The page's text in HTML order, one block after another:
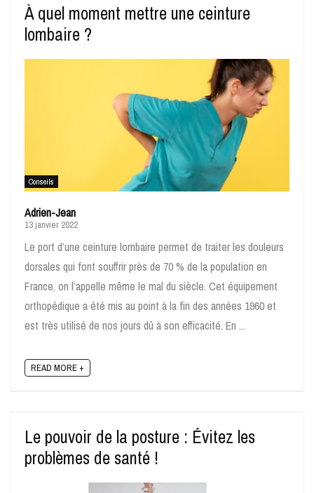
À quel moment mettre une ceinture
lombaire ?
Conseils
Adrien-Jean
13 janvier 2022
Le port d’une ceinture lombaire permet de traiter les douleurs
dorsales qui font souffrir près de 70 % de la population en
France, on l’appelle même le mal du siècle. Cet équipement
orthopédique a été mis au point à la fin des années 1960 et
est très utilisé de nos jours dû à son efficacité. En ...
READ MORE +
Le pouvoir de la posture : Évitez les
problèmes de santé !